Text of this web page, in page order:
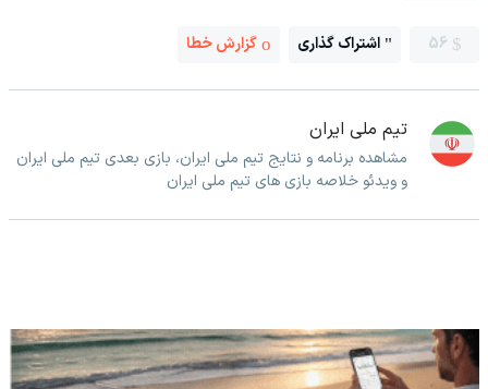
56 اشتراک گذاری گزارش خطا
تیم ملی ایران
مشاهده برنامه و نتایج تیم ملی ایران، بازی بعدی تیم ملی ایران
و ویدئو خلاصه بازی های تیم ملی ایران